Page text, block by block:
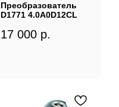
Преобразователь
D1771 4.0A0D12CL
17 000 р.